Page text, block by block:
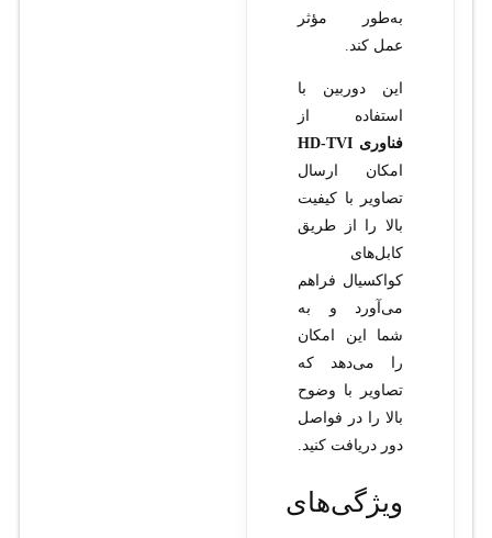
به‌طور مؤثر
عمل کند.
این دوربین با
استفاده از
فناوری HD-TVI
امکان ارسال
تصاویر با کیفیت
بالا را از طریق
کابل‌های
کواکسیال فراهم
می‌آورد و به
شما این امکان
را می‌دهد که
تصاویر با وضوح
بالا را در فواصل
دور دریافت کنید.
ویژگی‌های